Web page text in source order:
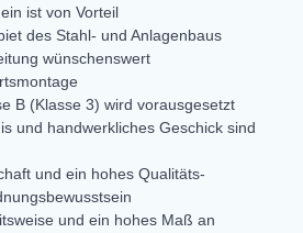
ist von Vorteil
des Stahl- und Anlagenbaus
wünschenswert
B (Klasse 3) wird vorausgesetzt
und handwerkliches Geschick sind
und ein hohes Qualitäts-
und ein hohes Maß an